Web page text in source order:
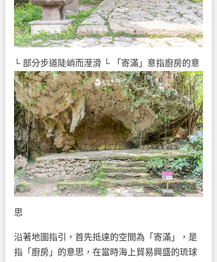
└ 部分步道陡峭而溼滑 └ 「寄滿」意指廚房的意
思
沿著地圖指引，首先抵達的空間為「寄滿」，是
指「廚房」的意思，在當時海上貿易興盛的琉球